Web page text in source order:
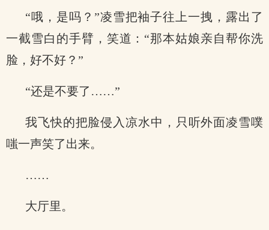
“哦，是吗？”凌雪把袖子往上一拽，露出了
一截雪白的手臂，笑道：“那本姑娘亲自帮你洗
脸，好不好？”
“还是不要了……”
我飞快的把脸侵入凉水中，只听外面凌雪噗
嗤一声笑了出来。
……
大厅里。